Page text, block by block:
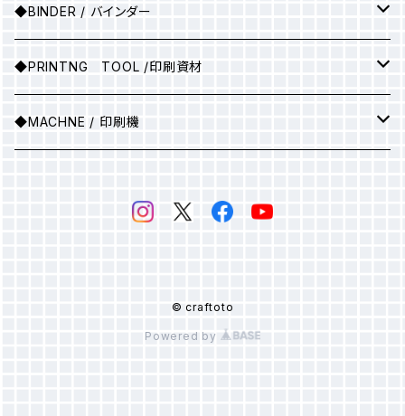
●A3サイズ
●A2サイズ
アルミ枠
アルミ枠+紗張り
フィルム
▶25ｇ
▶100ｇ
◆BINDER / バインダー
▶ソフトバインダー(カラー)
▶ソフトバインダー（ホワイト）
◆PRINTNG TOOL /印刷資材
スキージ
◆MACHNE / 印刷機
© craftoto
Powered by